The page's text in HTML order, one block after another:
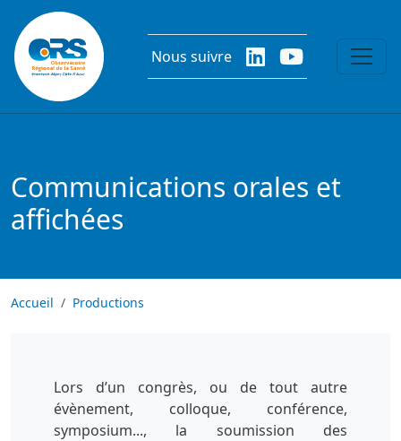
Aller au contenu principal
Nous suivre
Communications orales et
affichées
Accueil Productions
Lors d’un congrès, ou de tout autre
évènement, colloque, conférence,
symposium..., la soumission des